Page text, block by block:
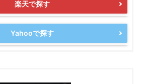
楽天で探す
Yahooで探す